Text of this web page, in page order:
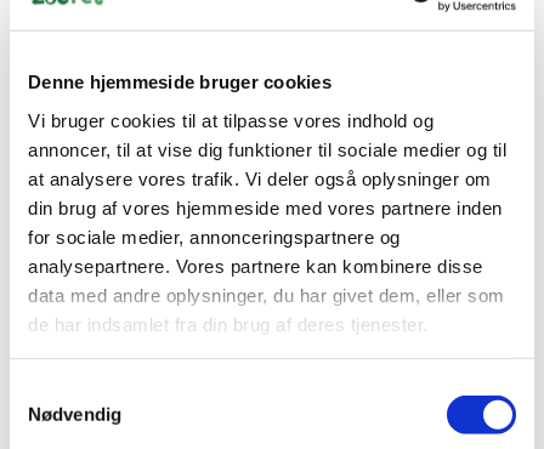
Denne hjemmeside bruger cookies
Vi bruger cookies til at tilpasse vores indhold og
annoncer, til at vise dig funktioner til sociale medier og til
at analysere vores trafik. Vi deler også oplysninger om
din brug af vores hjemmeside med vores partnere inden
for sociale medier, annonceringspartnere og
analysepartnere. Vores partnere kan kombinere disse
data med andre oplysninger, du har givet dem, eller som
de har indsamlet fra din brug af deres tjenester.
Nødvendig
5701883202592
Milky way akvariegrus
10l
DKK 175,00
DKK 140,00 ekskl. moms
Køb nu
På lager
8710255121673
EUKANUBA Kitten
Healthy Start Tørfoder til
Killinger med Kylling 10
kg – 91% Animalsk
DKK 429,00
DKK 343,20 ekskl. moms
Køb nu
Få på lager